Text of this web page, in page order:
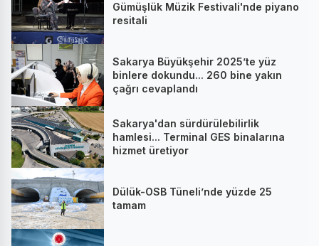
Gümüşlük Müzik Festivali'nde piyano
resitali
Sakarya Büyükşehir 2025’te yüz
binlere dokundu... 260 bine yakın
çağrı cevaplandı
Sakarya'dan sürdürülebilirlik
hamlesi... Terminal GES binalarına
hizmet üretiyor
Dülük-OSB Tüneli’nde yüzde 25
tamam